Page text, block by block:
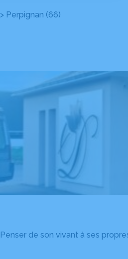
> Perpignan (66)
Penser de son vivant à ses